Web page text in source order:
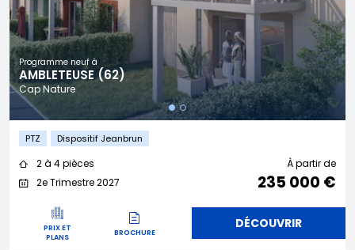
Programme neuf à
AMBLETEUSE (62)
Cap Nature
PTZ Dispositif Jeanbrun
2 à 4 pièces
2e Trimestre 2027
À partir de
235 000 €
PRIX ET
PLANS
BROCHURE
DÉCOUVRIR